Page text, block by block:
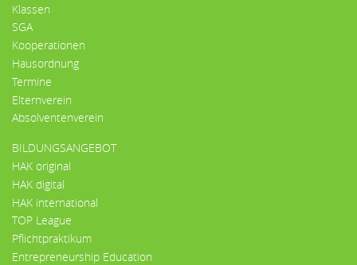
Klassen
SGA
Kooperationen
Hausordnung
Termine
Elternverein
Absolventenverein
BILDUNGSANGEBOT
HAK original
HAK digital
HAK international
TOP League
Pflichtpraktikum
Entrepreneurship Education